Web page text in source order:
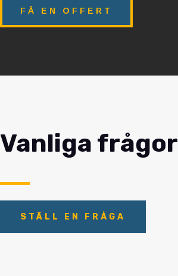
FÅ EN OFFERT
Vanliga frågor
STÄLL EN FRÅGA